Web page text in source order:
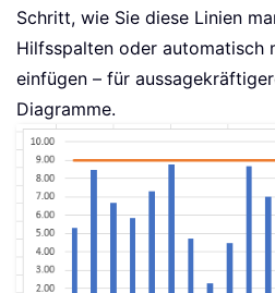
Schritt, wie Sie diese Linien
Hilfsspalten oder automatisch
einfügen – für
Diagramme.